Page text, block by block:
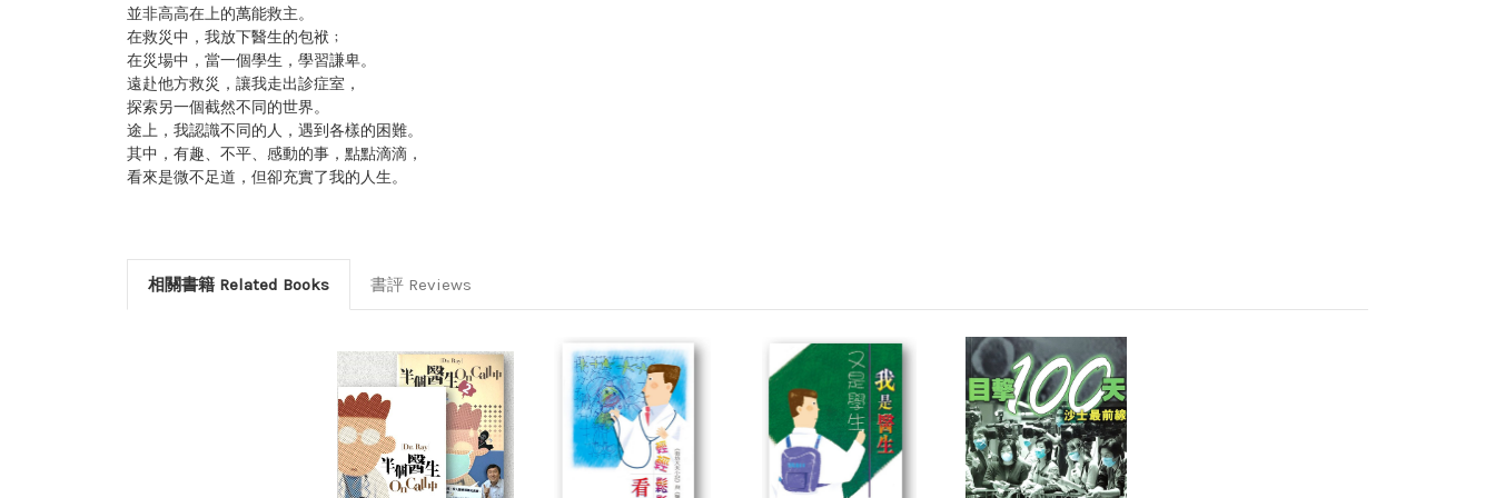
並非高高在上的萬能救主。
在救災中，我放下醫生的包袱﹔
在災場中，當一個學生，學習謙卑。
遠赴他方救災，讓我走出診症室，
探索另一個截然不同的世界。
途上，我認識不同的人，遇到各樣的困難。
其中，有趣、不平、感動的事，點點滴滴，
看來是微不足道，但卻充實了我的人生。
相關書籍 Related Books 書評 Reviews